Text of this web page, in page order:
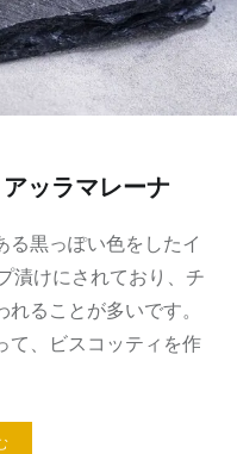
ッラマレーナ
る黒っぽい色をしたイ
漬けにされており、チ
ることが多いです。
て、ビスコッティを作